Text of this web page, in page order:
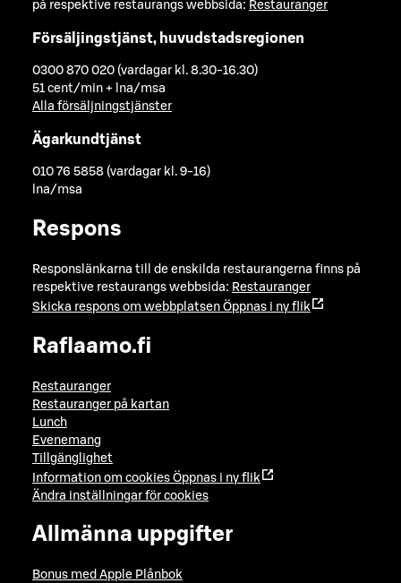
på respektive restaurangs webbsida: Restauranger
Försäljingstjänst, huvudstadsregionen
0300 870 020 (vardagar kl. 8.30-16.30)
51 cent/min + lna/msa
Alla försäljningstjänster
Ägarkundtjänst
010 76 5858 (vardagar kl. 9-16)
lna/msa
Respons
Responslänkarna till de enskilda restaurangerna finns på
respektive restaurangs webbsida: Restauranger
Skicka respons om webbplatsen Öppnas i ny flik
Raflaamo.fi
Restauranger
Restauranger på kartan
Lunch
Evenemang
Tillgänglighet
Information om cookies Öppnas i ny flik
Ändra inställningar för cookies
Allmänna uppgifter
Bonus med Apple Plånbok